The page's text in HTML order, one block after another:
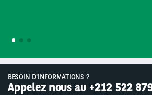
BESOIN D'INFORMATIONS ?
Appelez nous au +212 522